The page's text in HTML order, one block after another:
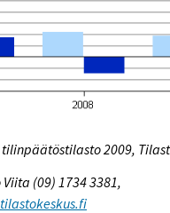
2009,
(09) 1734 3381,